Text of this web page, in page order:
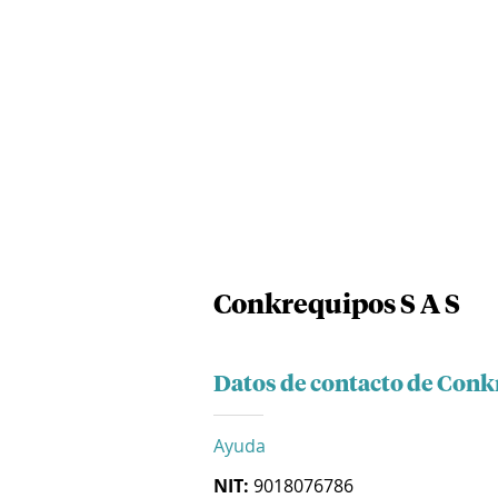
Conkrequipos S A S
Datos de contacto de
Ayuda
NIT: 9018076786